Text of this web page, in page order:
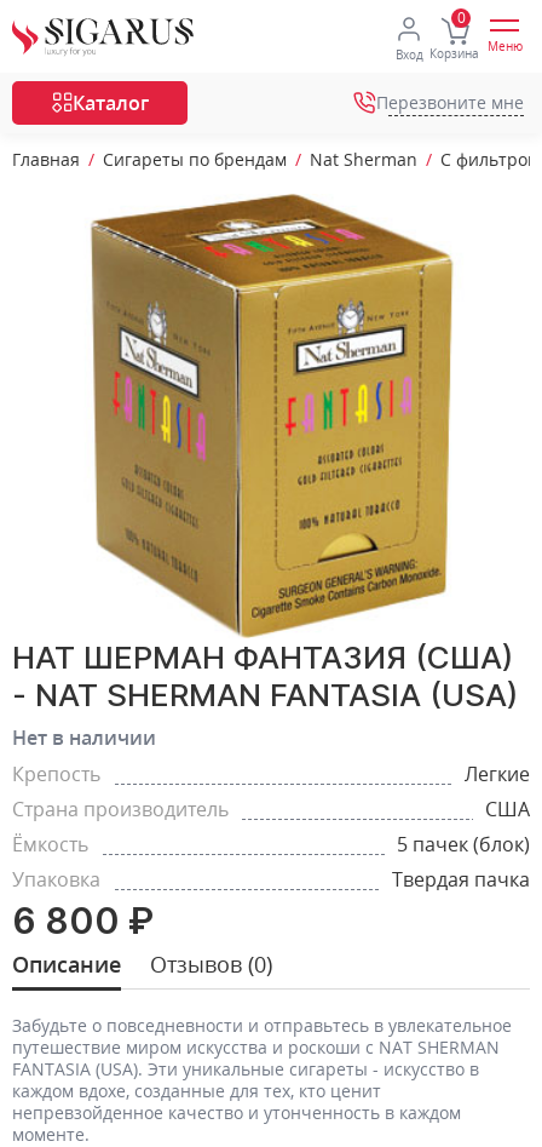
Вход Корзина Меню
Каталог Перезвоните мне
Главная Сигареты по брендам Nat Sherman С фильтром
НАТ ШЕРМАН ФАНТАЗИЯ (США)
- NAT SHERMAN FANTASIA (USA)
Нет в наличии
Крепость
Легкие
Страна производитель
США
Ёмкость
5 пачек (блок)
Упаковка
Твердая пачка
6 800 ₽
Описание Отзывов (0)
Забудьте о повседневности и отправьтесь в увлекательное
путешествие миром искусства и роскоши с NAT SHERMAN
FANTASIA (USA). Эти уникальные сигареты - искусство в
каждом вдохе, созданные для тех, кто ценит
непревзойденное качество и утонченность в каждом
моменте.